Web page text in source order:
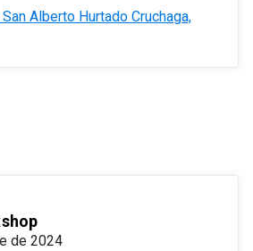
Alberto Hurtado Cruchaga,
de 2024